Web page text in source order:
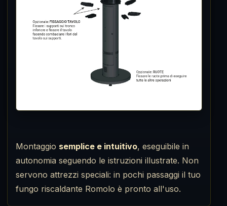
Montaggio semplice e intuitivo, eseguibile in
autonomia seguendo le istruzioni illustrate. Non
servono attrezzi speciali: in pochi passaggi il tuo
fungo riscaldante Romolo è pronto all'uso.